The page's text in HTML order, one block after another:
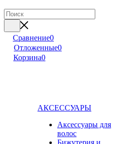
Сравнение0
Отложенные0
Корзина0
АКСЕССУАРЫ
Аксессуары для
волос
Бижутерия и